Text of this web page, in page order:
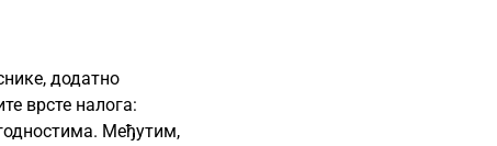
додатно
врсте налога:
Међутим,